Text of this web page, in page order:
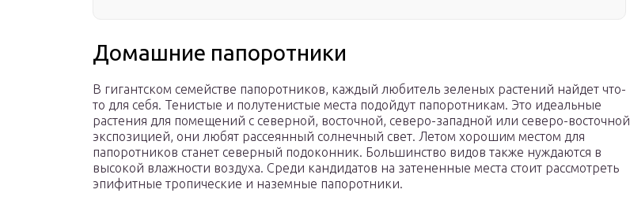
Домашние папоротники
В гигантском семействе папоротников, каждый любитель зеленых растений найдет что-
то для себя. Тенистые и полутенистые места подойдут папоротникам. Это идеальные
растения для помещений с северной, восточной, северо-западной или северо-восточной
экспозицией, они любят рассеянный солнечный свет. Летом хорошим местом для
папоротников станет северный подоконник. Большинство видов также нуждаются в
высокой влажности воздуха. Среди кандидатов на затененные места стоит рассмотреть
эпифитные тропические и наземные папоротники.